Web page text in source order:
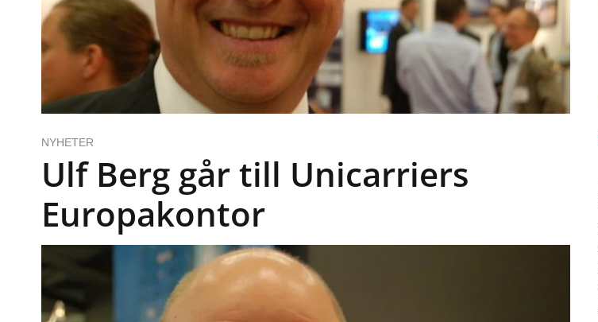
NYHETER
Ulf Berg går till Unicarriers
Europakontor